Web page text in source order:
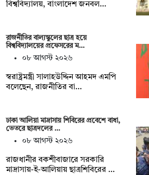
বিশ্ববিদ্যালয়, বাংলাদেশ জনবল…
রাজনীতির বাল্যস্কুলের ছাত্র হয়ে
বিশ্ববিদ্যালয়ের প্রফেসরের ম…
০৮ আগস্ট ২০২৬
স্বরাষ্ট্রমন্ত্রী সালাহউদ্দিন আহমদ এমপি
বলেছেন, রাজনীতির বা…
ঢাকা আলিয়া মাদ্রাসায় শিবিরের প্রবেশে বাধা,
ভেতরে ছাত্রদলের …
০৮ আগস্ট ২০২৬
রাজধানীর বকশীবাজারে সরকারি
মাদ্রাসায়-ই-আলিয়ায় ছাত্রশিবিরের …